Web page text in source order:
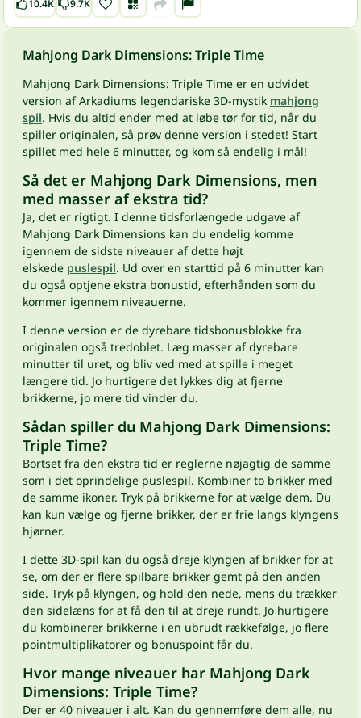
10.4K 9.7K
Mahjong Dark Dimensions: Triple Time
Mahjong Dark Dimensions: Triple Time er en udvidet
version af Arkadiums legendariske 3D-mystik mahjong
spil. Hvis du altid ender med at løbe tør for tid, når du
spiller originalen, så prøv denne version i stedet! Start
spillet med hele 6 minutter, og kom så endelig i mål!
Så det er Mahjong Dark Dimensions, men
med masser af ekstra tid?
Ja, det er rigtigt. I denne tidsforlængede udgave af
Mahjong Dark Dimensions kan du endelig komme
igennem de sidste niveauer af dette højt
elskede puslespil. Ud over en starttid på 6 minutter kan
du også optjene ekstra bonustid, efterhånden som du
kommer igennem niveauerne.
I denne version er de dyrebare tidsbonusblokke fra
originalen også tredoblet. Læg masser af dyrebare
minutter til uret, og bliv ved med at spille i meget
længere tid. Jo hurtigere det lykkes dig at fjerne
brikkerne, jo mere tid vinder du.
Sådan spiller du Mahjong Dark Dimensions:
Triple Time?
Bortset fra den ekstra tid er reglerne nøjagtig de samme
som i det oprindelige puslespil. Kombiner to brikker med
de samme ikoner. Tryk på brikkerne for at vælge dem. Du
kan kun vælge og fjerne brikker, der er frie langs klyngens
hjørner.
I dette 3D-spil kan du også dreje klyngen af brikker for at
se, om der er flere spilbare brikker gemt på den anden
side. Tryk på klyngen, og hold den nede, mens du trækker
den sidelæns for at få den til at dreje rundt. Jo hurtigere
du kombinerer brikkerne i en ubrudt rækkefølge, jo flere
pointmultiplikatorer og bonuspoint får du.
Hvor mange niveauer har Mahjong Dark
Dimensions: Triple Time?
Der er 40 niveauer i alt. Kan du gennemføre dem alle, nu